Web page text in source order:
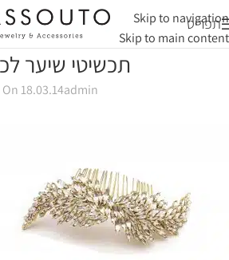
Skip to navigation
Skip to main content
תפריט
תכשיטי שיער
admin
On 18.03.14